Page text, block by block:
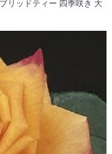
リッドティー 四季咲き 大